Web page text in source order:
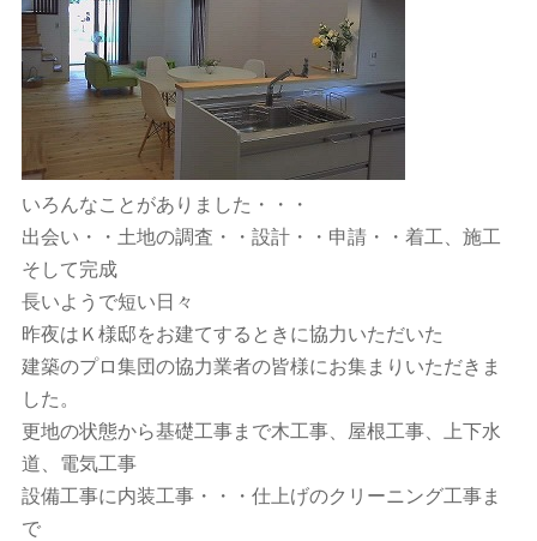
いろんなことがありました・・・
出会い・・土地の調査・・設計・・申請・・着工、施工
そして完成
長いようで短い日々
昨夜はＫ様邸をお建てするときに協力いただいた
建築のプロ集団の協力業者の皆様にお集まりいただきま
した。
更地の状態から基礎工事まで木工事、屋根工事、上下水
道、電気工事
設備工事に内装工事・・・仕上げのクリーニング工事ま
で